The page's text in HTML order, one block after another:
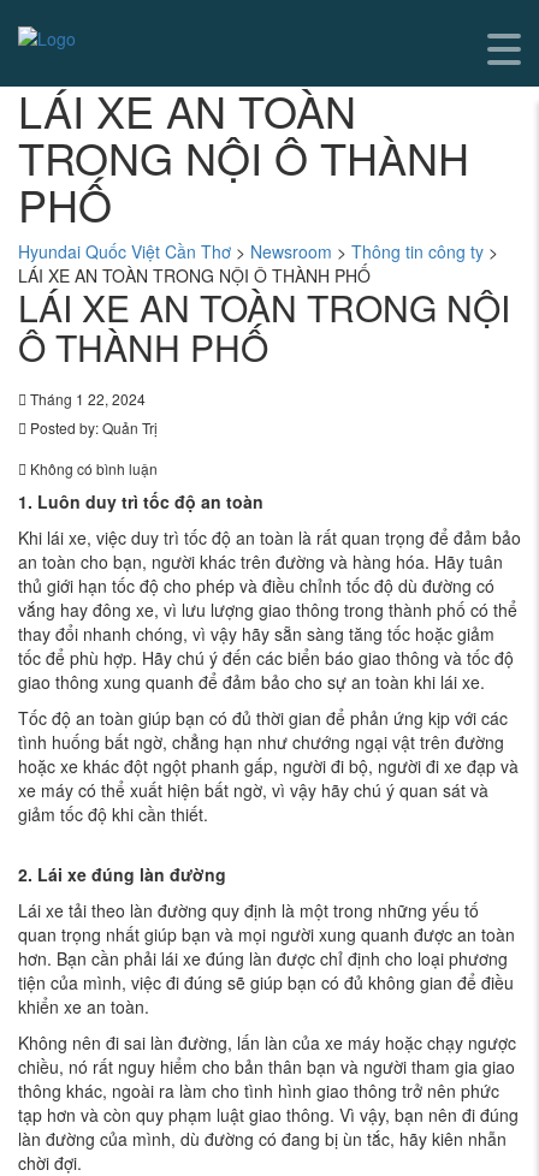
LÁI XE AN TOÀN
TRONG NỘI Ô THÀNH
PHỐ
Hyundai Quốc Việt Cần Thơ > Newsroom > Thông tin công ty >
LÁI XE AN TOÀN TRONG NỘI Ô THÀNH PHỐ
LÁI XE AN TOÀN TRONG NỘI
Ô THÀNH PHỐ
Tháng 1 22, 2024
Posted by:Quản Trị
Không có bình luận
1. Luôn duy trì tốc độ an toàn
Khi lái xe, việc duy trì tốc độ an toàn là rất quan trọng để đảm bảo
an toàn cho bạn, người khác trên đường và hàng hóa. Hãy tuân
thủ giới hạn tốc độ cho phép và điều chỉnh tốc độ dù đường có
vắng hay đông xe, vì lưu lượng giao thông trong thành phố có thể
thay đổi nhanh chóng, vì vậy hãy sẵn sàng tăng tốc hoặc giảm
tốc để phù hợp. Hãy chú ý đến các biển báo giao thông và tốc độ
giao thông xung quanh để đảm bảo cho sự an toàn khi lái xe.
Tốc độ an toàn giúp bạn có đủ thời gian để phản ứng kịp với các
tình huống bất ngờ, chẳng hạn như chướng ngại vật trên đường
hoặc xe khác đột ngột phanh gấp, người đi bộ, người đi xe đạp và
xe máy có thể xuất hiện bất ngờ, vì vậy hãy chú ý quan sát và
giảm tốc độ khi cần thiết.
2. Lái xe đúng làn đường
Lái xe tải theo làn đường quy định là một trong những yếu tố
quan trọng nhất giúp bạn và mọi người xung quanh được an toàn
hơn. Bạn cần phải lái xe đúng làn được chỉ định cho loại phương
tiện của mình, việc đi đúng sẽ giúp bạn có đủ không gian để điều
khiển xe an toàn.
Không nên đi sai làn đường, lấn làn của xe máy hoặc chạy ngược
chiều, nó rất nguy hiểm cho bản thân bạn và người tham gia giao
thông khác, ngoài ra làm cho tình hình giao thông trở nên phức
tạp hơn và còn quy phạm luật giao thông. Vì vậy, bạn nên đi đúng
làn đường của mình, dù đường có đang bị ùn tắc, hãy kiên nhẫn
chời đợi.